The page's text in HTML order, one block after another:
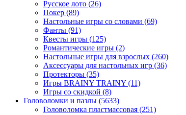
Русское лото (26)
Покер (89)
Настольные игры со словами (69)
Фанты (91)
Квесты игры (125)
Романтические игры (2)
Настольные игры для взрослых (260)
Аксессуары для настольных игр (36)
Протекторы (35)
Игры BRAINY TRAINY (11)
Игры со скидкой (8)
Головоломки и пазлы (5633)
Головоломка пластмассовая (251)